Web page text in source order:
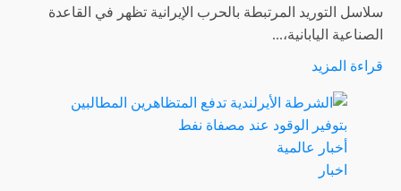
سلاسل التوريد المرتبطة بالحرب الإيرانية تظهر في القاعدة
الصناعية اليابانية،...
قراءة المزيد
عن
شركة
توتو
أخبار عالمية
اخبار